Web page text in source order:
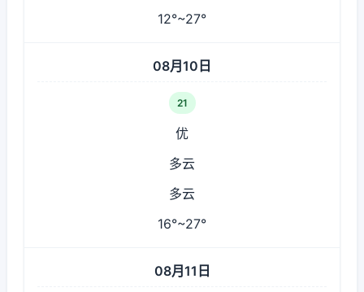
12°~27°
08月10日
21
优
多云
多云
16°~27°
08月11日